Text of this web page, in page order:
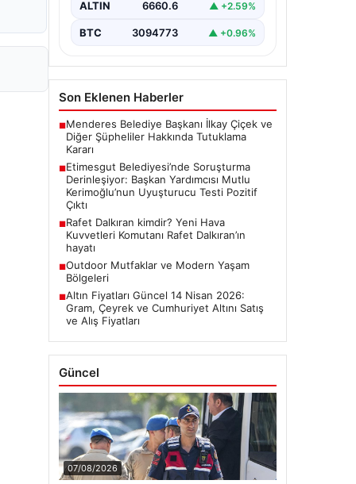
Ankara Batı Cumhuriyet Başsavcılığı
soruşturma kapsamında Etimesgut
ALTIN 6660.6 ▲ +2.59%
BTC 3094773 ▲ +0.96%
Son Eklenen Haberler
■Menderes Belediye Başkanı İlkay Çiçek ve
Diğer Şüpheliler Hakkında Tutuklama
Kararı
■Etimesgut Belediyesi’nde Soruşturma
Derinleşiyor: Başkan Yardımcısı Mutlu
Kerimoğlu’nun Uyuşturucu Testi Pozitif
Çıktı
■Rafet Dalkıran kimdir? Yeni Hava
Kuvvetleri Komutanı Rafet Dalkıran’ın
hayatı
■Outdoor Mutfaklar ve Modern Yaşam
Bölgeleri
■Altın Fiyatları Güncel 14 Nisan 2026:
Gram, Çeyrek ve Cumhuriyet Altını Satış
ve Alış Fiyatları
Güncel
07/08/2026